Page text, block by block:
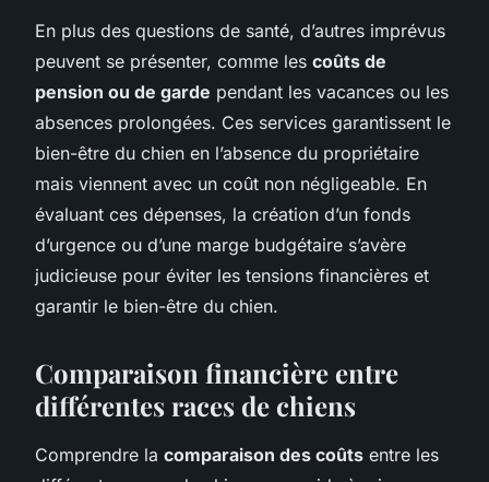
En plus des questions de santé, d’autres imprévus
peuvent se présenter, comme les coûts de
pension ou de garde pendant les vacances ou les
absences prolongées. Ces services garantissent le
bien-être du chien en l’absence du propriétaire
mais viennent avec un coût non négligeable. En
évaluant ces dépenses, la création d’un fonds
d’urgence ou d’une marge budgétaire s’avère
judicieuse pour éviter les tensions financières et
garantir le bien-être du chien.
Comparaison financière entre
différentes races de chiens
Comprendre la comparaison des coûts entre les